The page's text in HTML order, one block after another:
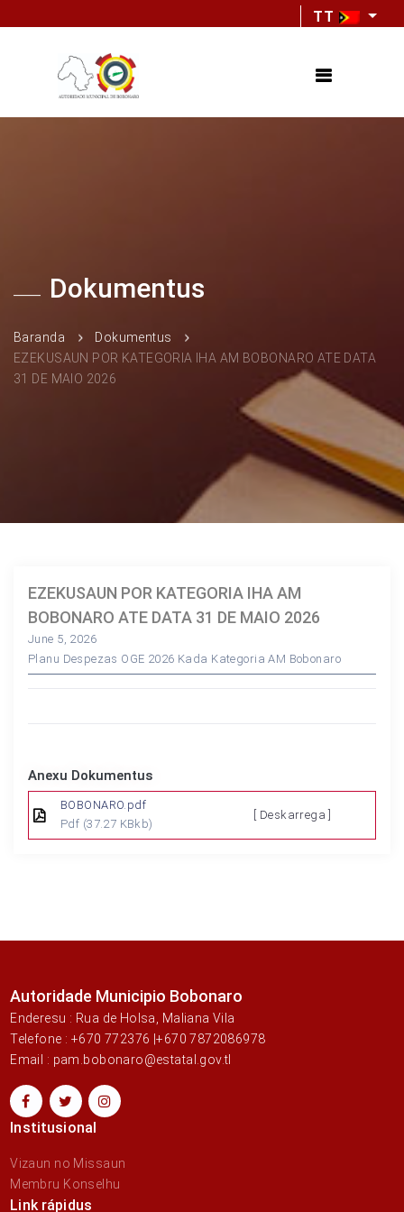
TT
Dokumentus
Baranda
Dokumentus
EZEKUSAUN POR KATEGORIA IHA AM BOBONARO ATE DATA
31 DE MAIO 2026
EZEKUSAUN POR KATEGORIA IHA AM
BOBONARO ATE DATA 31 DE MAIO 2026
June 5, 2026
Planu Despezas OGE 2026 Kada Kategoria AM Bobonaro
Anexu Dokumentus
BOBONARO.pdf
Pdf (37.27 KBkb)
[ Deskarrega ]
Autoridade Municipio Bobonaro
Enderesu : Rua de Holsa, Maliana Vila
Telefone : +670 772376 |+670 7872086978
Email : pam.bobonaro@estatal.gov.tl
Institusional
Vizaun no Missaun
Membru Konselhu
Link rápidus